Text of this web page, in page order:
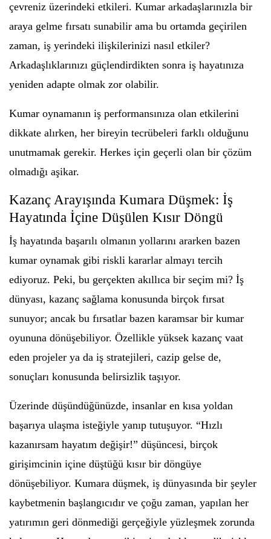
çevreniz üzerindeki etkileri. Kumar arkadaşlarınızla bir
araya gelme fırsatı sunabilir ama bu ortamda geçirilen
zaman, iş yerindeki ilişkilerinizi nasıl etkiler?
Arkadaşlıklarınızı güçlendirdikten sonra iş hayatınıza
yeniden adapte olmak zor olabilir.
Kumar oynamanın iş performansınıza olan etkilerini
dikkate alırken, her bireyin tecrübeleri farklı olduğunu
unutmamak gerekir. Herkes için geçerli olan bir çözüm
olmadığı aşikar.
Kazanç Arayışında Kumara Düşmek: İş
Hayatında İçine Düşülen Kısır Döngü
İş hayatında başarılı olmanın yollarını ararken bazen
kumar oynamak gibi riskli kararlar almayı tercih
ediyoruz. Peki, bu gerçekten akıllıca bir seçim mi? İş
dünyası, kazanç sağlama konusunda birçok fırsat
sunuyor; ancak bu fırsatlar bazen karamsar bir kumar
oyununa dönüşebiliyor. Özellikle yüksek kazanç vaat
eden projeler ya da iş stratejileri, cazip gelse de,
sonuçları konusunda belirsizlik taşıyor.
Üzerinde düşündüğünüzde, insanlar en kısa yoldan
başarıya ulaşma isteğiyle yanıp tutuşuyor. “Hızlı
kazanırsam hayatım değişir!” düşüncesi, birçok
girişimcinin içine düştüğü kısır bir döngüye
dönüşebiliyor. Kumara düşmek, iş dünyasında bir şeyler
kaybetmenin başlangıcıdır ve çoğu zaman, yapılan her
yatırımın geri dönmediği gerçeğiyle yüzleşmek zorunda